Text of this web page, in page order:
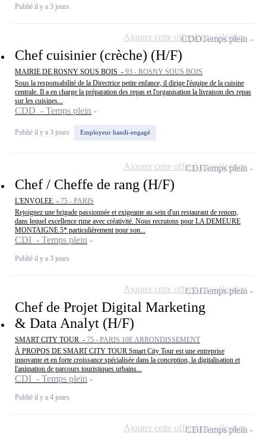
Publié il y a 3 jours
Chef cuisinier (crèche) (H/F)
MAIRIE DE ROSNY SOUS BOIS - 93 - ROSNY SOUS BOIS
Sous la responsabilité de la Directrice petite enfance, il dirige l'équipe de la cuisine
centrale. Il a en charge la préparation des repas et l'organisation la livraison des repas
sur les cuisines...
CDD - Temps plein
Publié il y a 3 jours Employeur handi-engagé
CDDTemps plein
Ajouter cette offre à ma sélection
Chef / Cheffe de rang (H/F)
L'ENVOLEE - 75 - PARIS
Rejoignez une brigade passionnée et exigeante au sein d'un restaurant de renom,
dans lequel excellence rime avec créativité. Nous recrutons pour LA DEMEURE
MONTAIGNE 5* particulièrement pour son...
CDI - Temps plein
Publié il y a 3 jours
CDITemps plein
Ajouter cette offre à ma sélection
Chef de Projet Digital Marketing
& Data Analyt (H/F)
SMART CITY TOUR - 75 - PARIS 10E ARRONDISSEMENT
À PROPOS DE SMART CITY TOUR Smart City Tour est une entreprise
innovante et en forte croissance spécialisée dans la conception, la digitalisation et
l'animation de parcours touristiques urbains...
CDI - Temps plein
Publié il y a 4 jours
CDITemps plein
Ajouter cette offre à ma sélection
CDITemps plein
Ajouter cette offre à ma sélection